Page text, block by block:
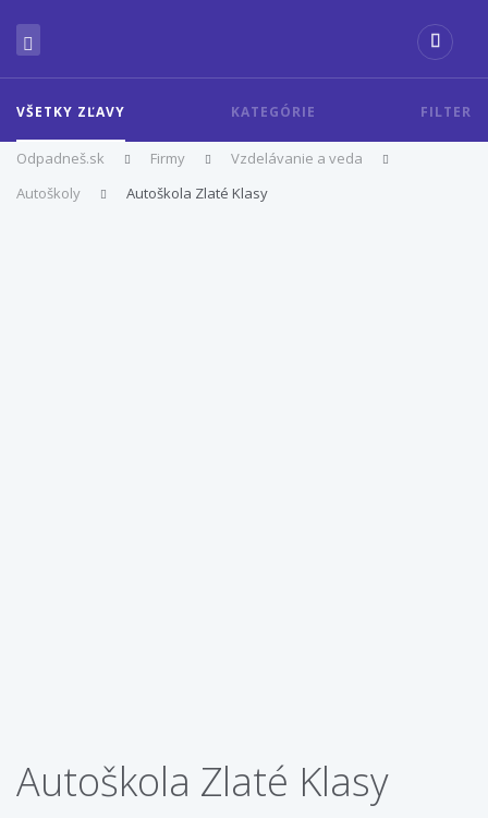
VŠETKY ZĽAVY KATEGÓRIE FILTER
Odpadneš.sk Firmy
Vzdelávanie a veda
Autoškoly
Autoškola Zlaté Klasy
Autoškola Zlaté Klasy